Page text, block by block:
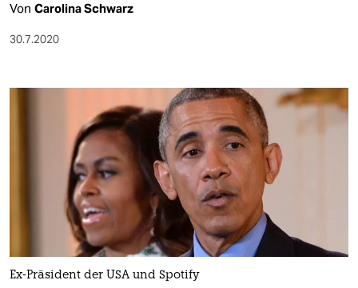
Von Carolina Schwarz
30.7.2020
Ex-Präsident der USA und Spotify